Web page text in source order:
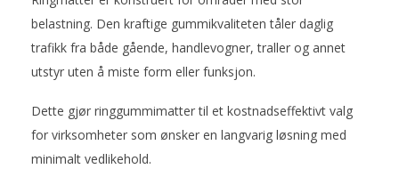
belastning. Den kraftige gummikvaliteten tåler daglig
trafikk fra både gående, handlevogner, traller og annet
utstyr uten å miste form eller funksjon.
Dette gjør ringgummimatter til et kostnadseffektivt valg
for virksomheter som ønsker en langvarig løsning med
minimalt vedlikehold.